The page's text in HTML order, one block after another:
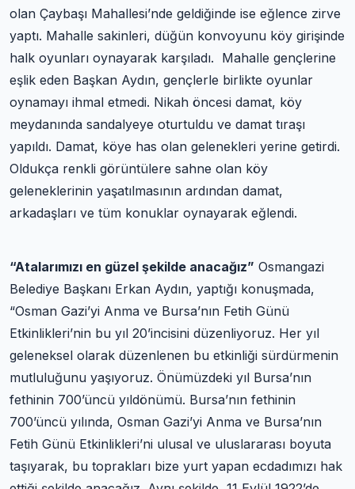
olan Çaybaşı Mahallesi’nde geldiğinde ise eğlence zirve
yaptı. Mahalle sakinleri, düğün konvoyunu köy girişinde
halk oyunları oynayarak karşıladı. Mahalle gençlerine
eşlik eden Başkan Aydın, gençlerle birlikte oyunlar
oynamayı ihmal etmedi. Nikah öncesi damat, köy
meydanında sandalyeye oturtuldu ve damat tıraşı
yapıldı. Damat, köye has olan gelenekleri yerine getirdi.
Oldukça renkli görüntülere sahne olan köy
geleneklerinin yaşatılmasının ardından damat,
arkadaşları ve tüm konuklar oynayarak eğlendi.
“Atalarımızı en güzel şekilde anacağız” Osmangazi
Belediye Başkanı Erkan Aydın, yaptığı konuşmada,
“Osman Gazi’yi Anma ve Bursa’nın Fetih Günü
Etkinlikleri’nin bu yıl 20’incisini düzenliyoruz. Her yıl
geleneksel olarak düzenlenen bu etkinliği sürdürmenin
mutluluğunu yaşıyoruz. Önümüzdeki yıl Bursa’nın
fethinin 700’üncü yıldönümü. Bursa’nın fethinin
700’üncü yılında, Osman Gazi’yi Anma ve Bursa’nın
Fetih Günü Etkinlikleri’ni ulusal ve uluslararası boyuta
taşıyarak, bu toprakları bize yurt yapan ecdadımızı hak